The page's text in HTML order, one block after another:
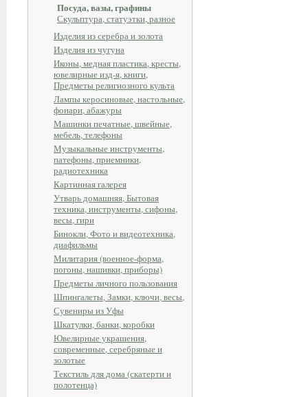
Посуда, вазы, графины
Скульптура, статуэтки, разное
Изделия из серебра и золота
Изделия из чугуна
Иконы, медная пластика, кресты,
ювелирные изд-я, книги,
Предметы религиозного культа
Лампы керосиновые, настольные,
фонари, абажуры
Машинки печатные, швейные,
мебель, телефоны
Музыкальные инструменты,
патефоны, приемники,
радиотехника
Картинная галерея
Утварь домашняя, Бытовая
техника, инструменты, сифоны,
весы, гири
Бинокли, Фото и видеотехника,
диафильмы
Милитария (военное-форма,
погоны, нашивки, приборы)
Предметы личного пользования
Шпингалеты, Замки, ключи, весы,
Сувениры из Уфы
Шкатулки, банки, коробки
Ювелирные украшения,
современные, серебряные и
золотые
Текстиль для дома (скатерти и
полотенца)